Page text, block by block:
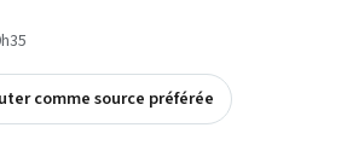
comme source préférée